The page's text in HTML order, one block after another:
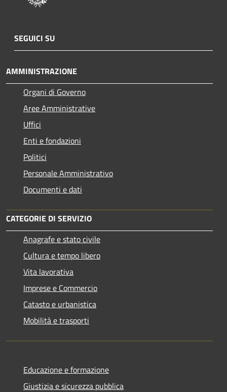
SEGUICI SU
AMMINISTRAZIONE
Organi di Governo
Aree Amministrative
Uffici
Enti e fondazioni
Politici
Personale Amministrativo
Documenti e dati
CATEGORIE DI SERVIZIO
Anagrafe e stato civile
Cultura e tempo libero
Vita lavorativa
Imprese e Commercio
Catasto e urbanistica
Mobilità e trasporti
Educazione e formazione
Giustizia e sicurezza pubblica